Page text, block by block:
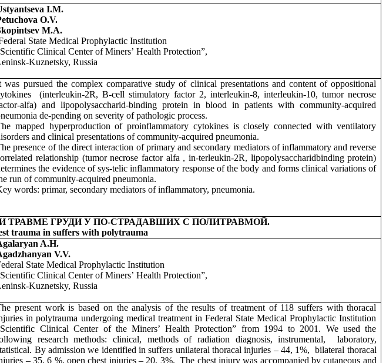
I.M.
O.V.
M.A.
State Medical Prophylactic Institution
Clinical Center of Miners’ Health Protection”,
Kuznetsky, Russia
was pursued the complex comparative study of clinical presentations and content of oppositional
(interleukin-2R, B-cell stimulatory factor 2, interleukin-8, interleukin-10, tumor necrose
alfa) and lipopolysaccharid-binding protein in blood in patients with community-acquired
de-pending on severity of pathologic process.
mapped hyperproduction of proinflammatory cytokines is closely connected with ventilatory
and clinical presentations of community-acquired pneumonia.
presence of the direct interaction of primary and secondary mediators of inflammatory and reverse
relationship (tumor necrose factor alfa , in-terleukin-2R, lipopolysaccharidbinding protein)
the evidence of sys-telic inflammatory response of the body and forms clinical variations of
run of community-acquired pneumonia.
words: primar, secondary mediators of inflammatory, pneumonia.
ГРУДИ У ПО-СТРАДАВШИХ С ПОЛИТРАВМОЙ.
trauma in suffers with polytrauma
A.H.
V.V.
State Medical Prophylactic Institution
Clinical Center of Miners’ Health Protection”,
Kuznetsky, Russia
present work is based on the analysis of the results of treatment of 118 suffers with thoracal
in polytrauma undergoing medical treatment in Federal State Medical Prophylactic Institution
Clinical Center of the Miners’ Health Protection” from 1994 to 2001. We used the
research methods: clinical, methods of radiation diagnosis, instrumental,
laboratory,
By admission we identified in suffers unilateral thoracal injuries – 44, 1%, bilateral thoracal
– 35, 6 %, open chest injuries – 20, 3%. The chest injury was accompanied by cutaneous and